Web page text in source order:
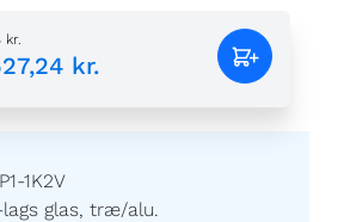
kr.
kr.
1K2V
glas, træ/alu.